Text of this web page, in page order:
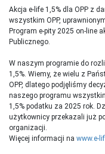
Akcja e-life 1,5% dla OPP z
wszystkim OPP,
Program e-pity 2025 on-line
Publicznego.
W naszym programie do
1,5%. Wiemy, że wielu z
OPP, dlatego podjęliśmy
naszego programu
1,5% podatku za 2025 rok.
użytkownicy przekazali już
organizacji.
Więcej informacji na www.e-